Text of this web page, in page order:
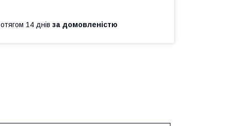
14 днів за домовленістю